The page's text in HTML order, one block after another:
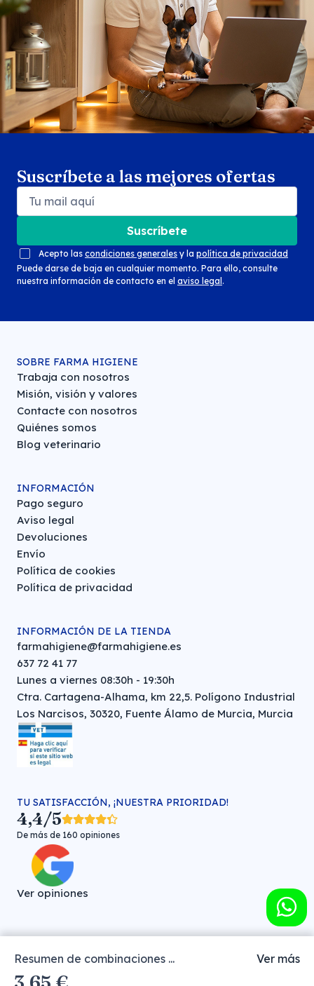
Resumen de combinaciones ... Ver más
Suscríbete a las mejores ofertas
Suscríbete
Acepto las condiciones generales y la política de privacidad
Puede darse de baja en cualquier momento. Para ello, consulte
nuestra información de contacto en el aviso legal .
Search products
SOBRE FARMA HIGIENE
Trabaja con nosotros
Misión, visión y valores
Contacte con nosotros
Quiénes somos
Blog veterinario
INFORMACIÓN
Pago seguro
Aviso legal
Devoluciones
Envío
Política de cookies
Política de privacidad
INFORMACIÓN DE LA TIENDA
farmahigiene@farmahigiene.es
637 72 41 77
Lunes a viernes 08:30h - 19:30h
Ctra. Cartagena-Alhama, km 22,5. Polígono Industrial
Los Narcisos, 30320, Fuente Álamo de Murcia, Murcia
TU SATISFACCIÓN, ¡NUESTRA PRIORIDAD!
4,4/5
De más de 160 opiniones
Ver opiniones
Farmacia veterinaria online © FARMA HIGIENE S.L. (CIF: B-
30706451)